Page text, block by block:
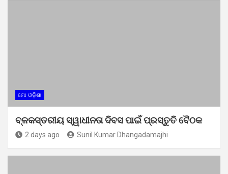
ମୋ ଓଡ଼ିଶା
ବ୍ଳକସ୍ତରୀୟ ସ୍ୱାଧୀନତା ଦିବସ ପାଇଁ ପ୍ରସ୍ତୁତି ବୈଠକ
2 days ago Sunil Kumar Dhangadamajhi